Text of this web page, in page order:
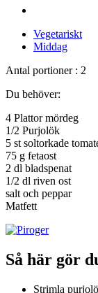
Vegetariskt
Middag
Antal portioner : 2
Du behöver:
4 Plattor mördeg
1/2 Purjolök
5 st soltorkade
75 g fetaost
2 dl bladspenat
1/2 dl riven ost
salt och peppar
Matfett
Så här gör
Strimla